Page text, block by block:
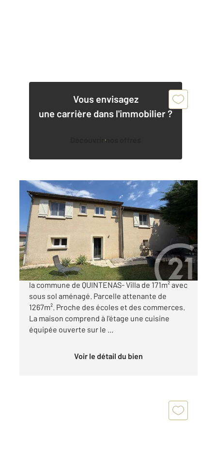
Vous envisagez
une carrière dans l'immobilier ?
Découvrir nos offres
QUINTENAS 07
171,70 m2, 6 pièces
Ref : 5241
Maison à vendre
264 000 €
A découvrir dans votre agence Century21 sur
la commune de QUINTENAS- Villa de 171m² avec
sous sol aménagé. Parcelle attenante de
1267m². Proche des écoles et des commerces.
La maison comprend à l'étage une cuisine
équipée ouverte sur le ...
Voir le détail du bien